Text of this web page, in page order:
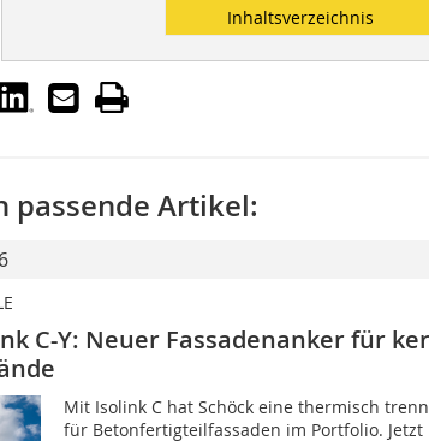
Inhaltsverzeichnis
passende Artikel:
C-Y: Neuer Fassadenanker für
Mit Isolink C hat Schöck eine thermisch
für Betonfertigteilfassaden im Portfolio. Jetzt